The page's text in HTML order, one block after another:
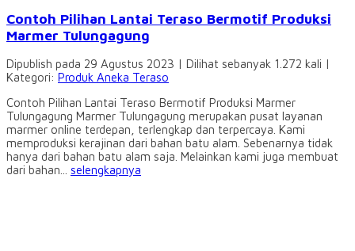
Contoh Pilihan Lantai Teraso Bermotif Produksi
Marmer Tulungagung
Dipublish pada 29 Agustus 2023 | Dilihat sebanyak 1.272 kali |
Kategori: Produk Aneka Teraso
Contoh Pilihan Lantai Teraso Bermotif Produksi Marmer
Tulungagung Marmer Tulungagung merupakan pusat layanan
marmer online terdepan, terlengkap dan terpercaya. Kami
memproduksi kerajinan dari bahan batu alam. Sebenarnya tidak
hanya dari bahan batu alam saja. Melainkan kami juga membuat
dari bahan... selengkapnya